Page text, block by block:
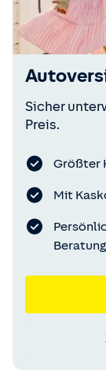
Sicher
Preis.
Größter
Mit
Beratung